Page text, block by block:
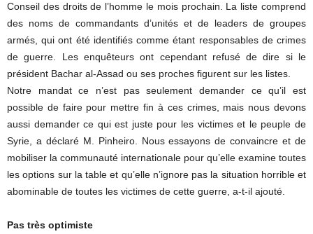
Conseil des droits de l’homme le mois prochain. La liste comprend
des noms de commandants d’unités et de leaders de groupes
armés, qui ont été identifiés comme étant responsables de crimes
de guerre. Les enquêteurs ont cependant refusé de dire si le
président Bachar al-Assad ou ses proches figurent sur les listes.
Notre mandat ce n’est pas seulement demander ce qu’il est
possible de faire pour mettre fin à ces crimes, mais nous devons
aussi demander ce qui est juste pour les victimes et le peuple de
Syrie, a déclaré M. Pinheiro. Nous essayons de convaincre et de
mobiliser la communauté internationale pour qu’elle examine toutes
les options sur la table et qu’elle n’ignore pas la situation horrible et
abominable de toutes les victimes de cette guerre, a-t-il ajouté.
Pas très optimiste